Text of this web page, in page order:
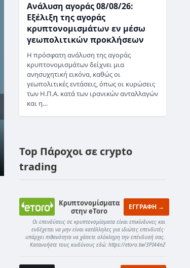
Ανάλυση αγοράς 08/08/26:
Εξέλιξη της αγοράς
κρυπτονομισμάτων εν μέσω
γεωπολιτικών προκλήσεων
Η πρόσφατη ανάλυση της αγοράς
κρυπτονομισμάτων δείχνει μια
ανησυχητική εικόνα, καθώς οι
γεωπολιτικές εντάσεις, όπως οι κυρώσεις
των Η.Π.Α. κατά των ιρανικών ανταλλαγών
και η…
Top Πάροχοι σε crypto
trading
Κρυπτονομίσματα
στην eToro
ΕΓΓΡΑΦΗ →
Οι επενδύσεις σε κρυπτονομίσματα είναι επικίνδυνες και
ενδέχεται να μην είναι κατάλληλες για ιδιώτες επενδυτές·
υπάρχει πιθανότητα να χάσετε ολόκληρη την επένδυσή σας.
Κατανοήστε τους κινδύνους εδώ: https://etoro.tw/3PI44nZ